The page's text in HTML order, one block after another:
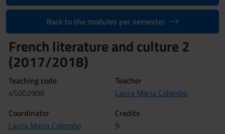
Back to the modules per semester
French literature and culture 2
(2017/2018)
Teaching code
4S002906
Teacher
Laura Maria Colombo
Coordinator
Laura Maria Colombo
Credits
9